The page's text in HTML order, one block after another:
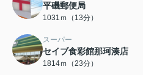
平磯郵便局
1031ｍ（13分）
スーパー
セイブ食彩館那珂湊店
1814ｍ（23分）